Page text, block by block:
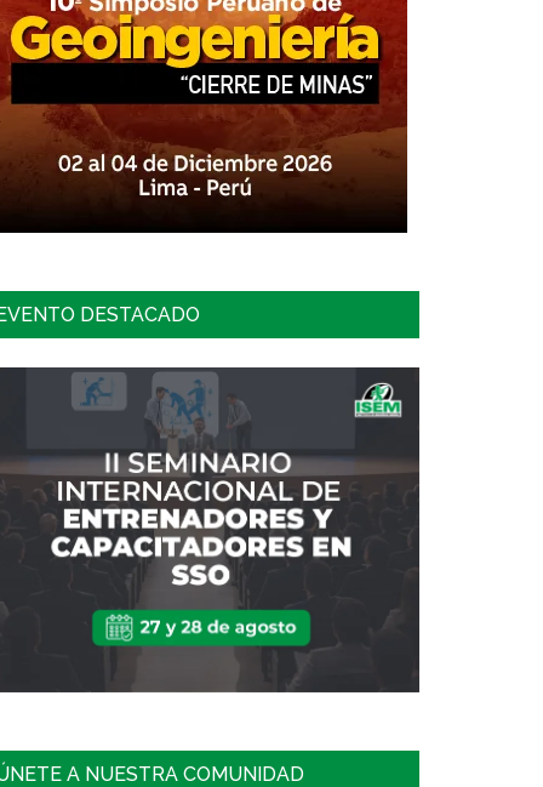
DESTACADO
A NUESTRA COMUNIDAD